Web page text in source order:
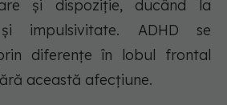
și dispoziție, ducând la
impulsivitate. ADHD se
diferențe în lobul frontal
această afecțiune.